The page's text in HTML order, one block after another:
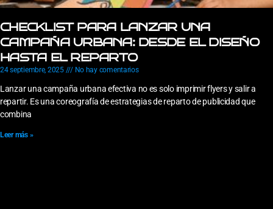
CHECKLIST PARA LANZAR UNA
CAMPAÑA URBANA: DESDE EL DISEÑO
HASTA EL REPARTO
24 septiembre, 2025 No hay comentarios
Lanzar una campaña urbana efectiva no es solo imprimir flyers y salir a
repartir. Es una coreografía de estrategias de reparto de publicidad que
combina
Leer más »